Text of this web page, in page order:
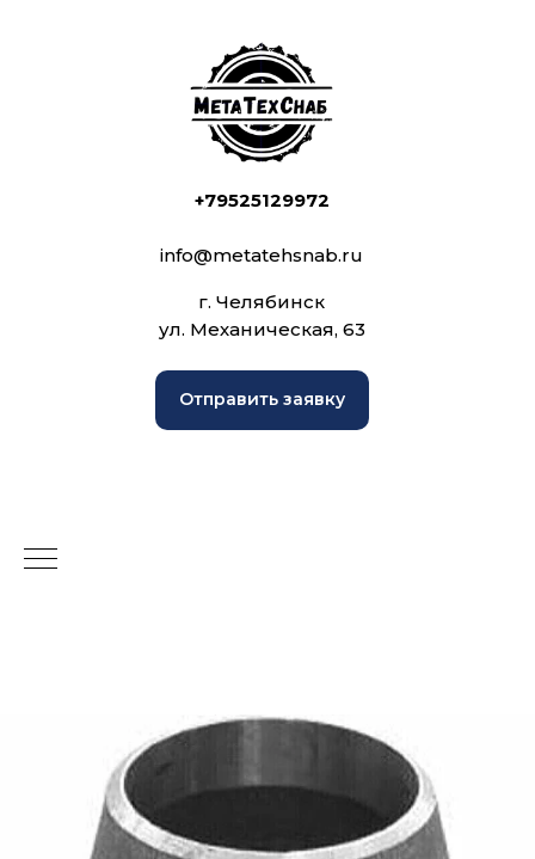
+79525129972
info@metatehsnab.ru
г. Челябинск
ул. Механическая, 63
Отправить заявку